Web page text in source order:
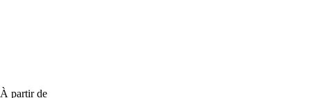
À partir de